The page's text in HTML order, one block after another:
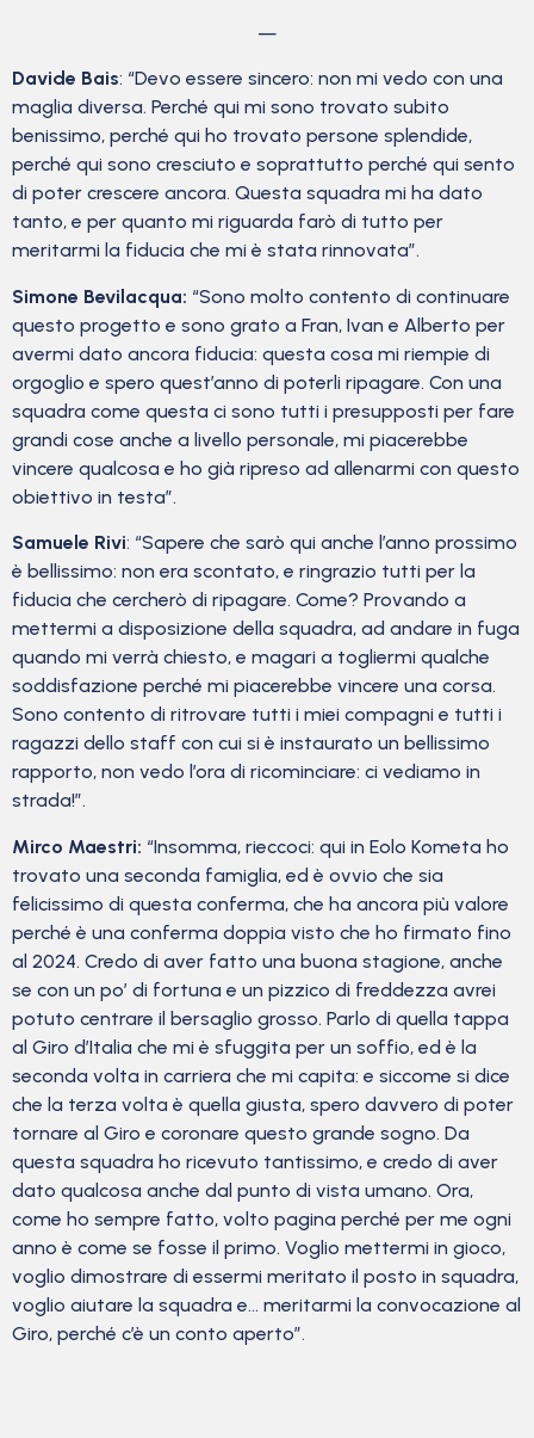
—
Davide Bais: “Devo essere sincero: non mi vedo con una
maglia diversa. Perché qui mi sono trovato subito
benissimo, perché qui ho trovato persone splendide,
perché qui sono cresciuto e soprattutto perché qui sento
di poter crescere ancora. Questa squadra mi ha dato
tanto, e per quanto mi riguarda farò di tutto per
meritarmi la fiducia che mi è stata rinnovata”.
Simone Bevilacqua: “Sono molto contento di continuare
questo progetto e sono grato a Fran, Ivan e Alberto per
avermi dato ancora fiducia: questa cosa mi riempie di
orgoglio e spero quest’anno di poterli ripagare. Con una
squadra come questa ci sono tutti i presupposti per fare
grandi cose anche a livello personale, mi piacerebbe
vincere qualcosa e ho già ripreso ad allenarmi con questo
obiettivo in testa”.
Samuele Rivi: “Sapere che sarò qui anche l’anno prossimo
è bellissimo: non era scontato, e ringrazio tutti per la
fiducia che cercherò di ripagare. Come? Provando a
mettermi a disposizione della squadra, ad andare in fuga
quando mi verrà chiesto, e magari a togliermi qualche
soddisfazione perché mi piacerebbe vincere una corsa.
Sono contento di ritrovare tutti i miei compagni e tutti i
ragazzi dello staff con cui si è instaurato un bellissimo
rapporto, non vedo l’ora di ricominciare: ci vediamo in
strada!”.
Mirco Maestri: “Insomma, rieccoci: qui in Eolo Kometa ho
trovato una seconda famiglia, ed è ovvio che sia
felicissimo di questa conferma, che ha ancora più valore
perché è una conferma doppia visto che ho firmato fino
al 2024. Credo di aver fatto una buona stagione, anche
se con un po’ di fortuna e un pizzico di freddezza avrei
potuto centrare il bersaglio grosso. Parlo di quella tappa
al Giro d’Italia che mi è sfuggita per un soffio, ed è la
seconda volta in carriera che mi capita: e siccome si dice
che la terza volta è quella giusta, spero davvero di poter
tornare al Giro e coronare questo grande sogno. Da
questa squadra ho ricevuto tantissimo, e credo di aver
dato qualcosa anche dal punto di vista umano. Ora,
come ho sempre fatto, volto pagina perché per me ogni
anno è come se fosse il primo. Voglio mettermi in gioco,
voglio dimostrare di essermi meritato il posto in squadra,
voglio aiutare la squadra e… meritarmi la convocazione al
Giro, perché c’è un conto aperto”.